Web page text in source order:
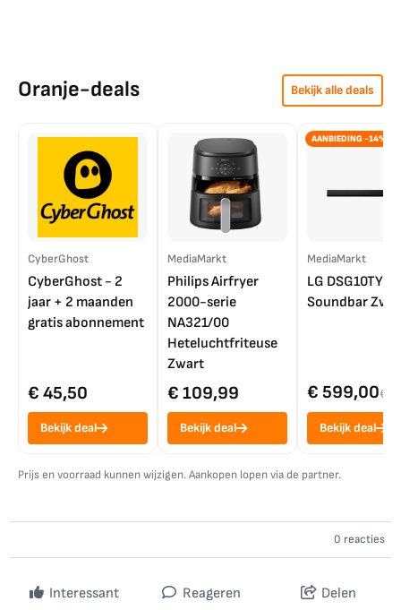
Oranje-deals Bekijk alle deals
CyberGhost
CyberGhost - 2
jaar + 2 maanden
gratis abonnement
€ 45,50
Bekijk deal
MediaMarkt
Philips Airfryer
2000-serie
NA321/00
Heteluchtfriteuse
Zwart
€ 109,99
Bekijk deal
AANBIEDING -14%
MediaMarkt
LG DSG10TY
Soundbar
€ 599,00€
Bekijk deal
Prijs en voorraad kunnen wijzigen. Aankopen lopen via de partner.
0 reacties
Interessant Reageren Delen